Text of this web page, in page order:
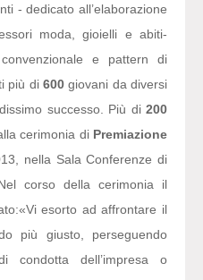
- dedicato all’elaborazione
moda, gioielli e abiti-
e pattern di
più di 600giovani da diversi
successo. Più di 200
cerimonia di Premiazione
nella Sala Conferenze di
corso della cerimonia il
«Vi esorto ad affrontare il
più giusto, perseguendo
condotta dell’impresa o